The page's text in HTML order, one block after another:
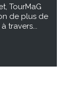
TourMaG
de plus de
travers...